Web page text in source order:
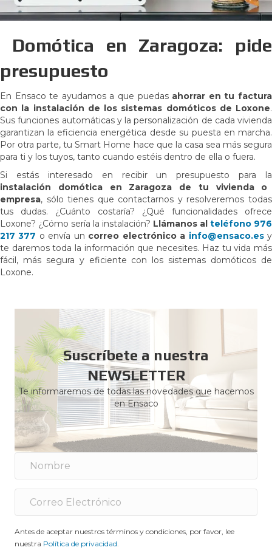
Domótica en Zaragoza: pide
presupuesto
En Ensaco te ayudamos a que puedas ahorrar en tu factura
con la instalación de los sistemas domóticos de Loxone.
Sus funciones automáticas y la personalización de cada vivienda
garantizan la eficiencia energética desde su puesta en marcha.
Por otra parte, tu Smart Home hace que la casa sea más segura
para ti y los tuyos, tanto cuando estéis dentro de ella o fuera.
Si estás interesado en recibir un presupuesto para la
instalación domótica en Zaragoza de tu vivienda o
empresa, sólo tienes que contactarnos y resolveremos todas
tus dudas. ¿Cuánto costaría? ¿Qué funcionalidades ofrece
Loxone? ¿Cómo sería la instalación? Llámanos al teléfono 976
217 377 o envía un correo electrónico a info@ensaco.es y
te daremos toda la información que necesites. Haz tu vida más
fácil, más segura y eficiente con los sistemas domóticos de
Loxone.
Suscríbete a nuestra
NEWSLETTER
Te informaremos de todas las novedades que hacemos
en Ensaco
Antes de aceptar nuestros términos y condiciones, por favor, lee
nuestra Política de privacidad.